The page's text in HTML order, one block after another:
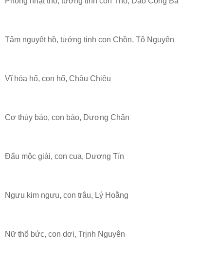
Tâm nguyệt hồ, tướng tinh con Chồn, Tô Nguyên
Vĩ hỏa hổ, con hổ, Châu Chiêu
Cơ thủy báo, con báo, Dương Chân
Đẩu mộc giải, con cua, Dương Tín
Ngưu kim ngưu, con trâu, Lý Hoằng
Nữ thổ bức, con dơi, Trịnh Nguyên